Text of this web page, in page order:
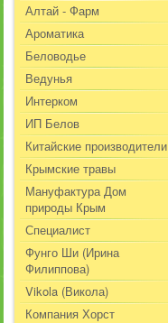
Алтай - Фарм
Ароматика
Беловодье
Ведунья
Интерком
ИП Белов
Китайские производители
Крымские травы
Мануфактура Дом
природы Крым
Специалист
Фунго Ши (Ирина
Филиппова)
Vikola (Викола)
Компания Хорст